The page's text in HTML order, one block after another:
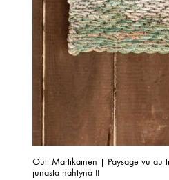
Outi Martikainen | Paysage vu au
junasta nähtynä II